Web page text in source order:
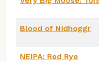
Blood of Nidhoggr
NEIPA: Red Rye